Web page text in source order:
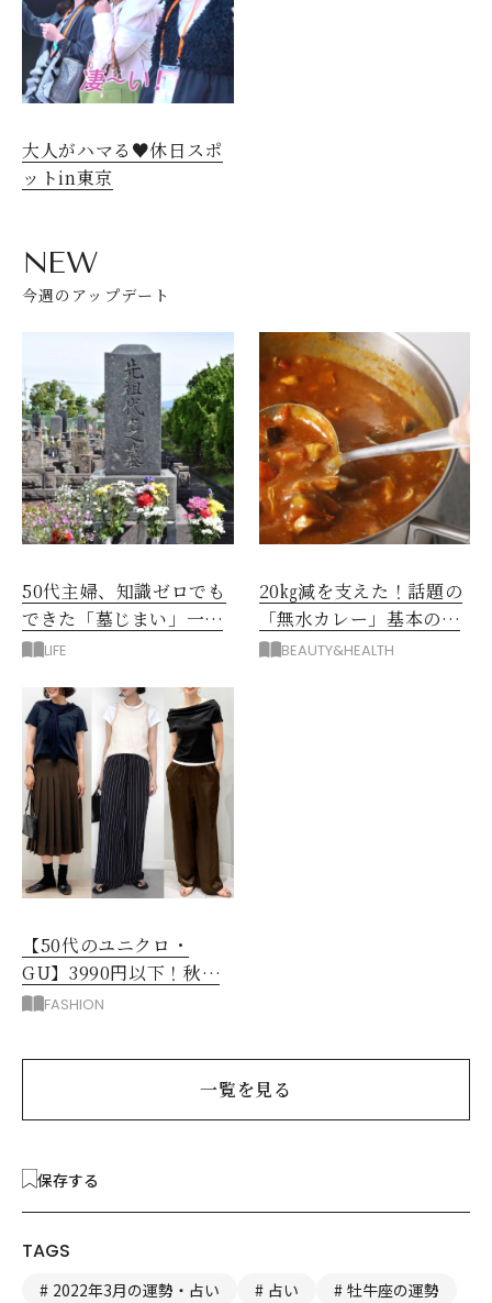
大人がハマる♥休日スポ
ットin東京
NEW
今週のアップデート
50代主婦、知識ゼロでも
できた「墓じまい」一つ
後悔したのは、ある順
LIFE
20㎏減を支えた！話題の
「無水カレー」基本の作
り方とおすすめルウ6選
BEAUTY&HEALTH
【50代のユニクロ・
GU】3990円以下！秋ま
ではける涼しげボトムス3
FASHION
一覧を見る
保存する
TAGS
2022年3月の運勢・占い 占い 牡牛座の運勢